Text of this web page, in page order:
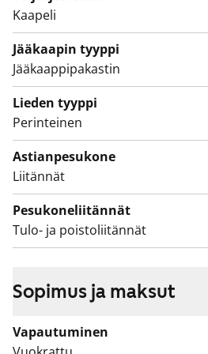
Asukasmäärään perustuva
1.12.2024 alkaen
vesimaksuun.
Kaapeli
Jääkaapin tyyppi
Jääkaappipakastin
Lieden tyyppi
Perinteinen
Astianpesukone
Liitännät
Pesukoneliitännät
Tulo- ja poistoliitännät
Sopimus ja maksut
Vapautuminen